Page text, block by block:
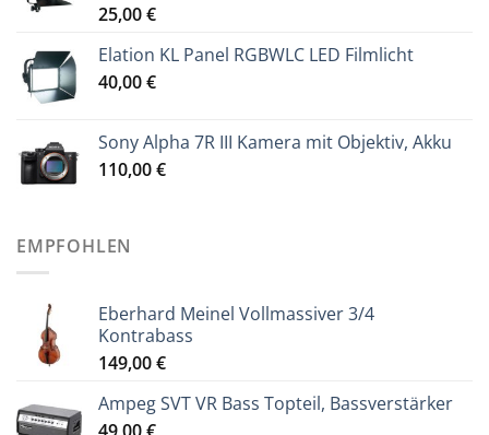
25,00€
Elation KL Panel RGBWLC LED Filmlicht
40,00€
Sony Alpha 7R III Kamera mit Objektiv, Akku
110,00€
EMPFOHLEN
Eberhard Meinel Vollmassiver 3/4
Kontrabass
149,00€
Ampeg SVT VR Bass Topteil, Bassverstärker